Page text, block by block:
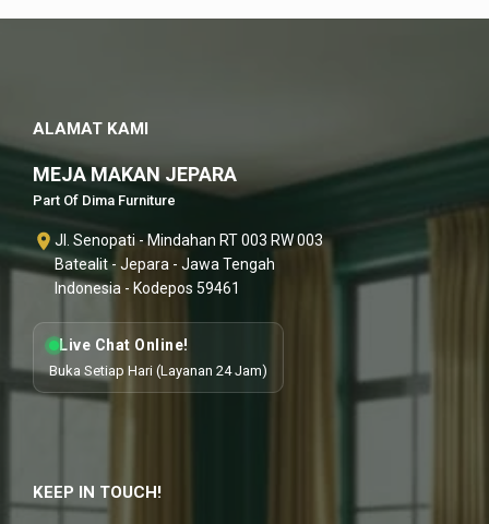
ALAMAT KAMI
MEJA MAKAN JEPARA
Part Of Dima Furniture
Jl. Senopati - Mindahan RT 003 RW 003
Batealit - Jepara - Jawa Tengah
Indonesia - Kodepos 59461
Live Chat Online!
Buka Setiap Hari (Layanan 24 Jam)
KEEP IN TOUCH!